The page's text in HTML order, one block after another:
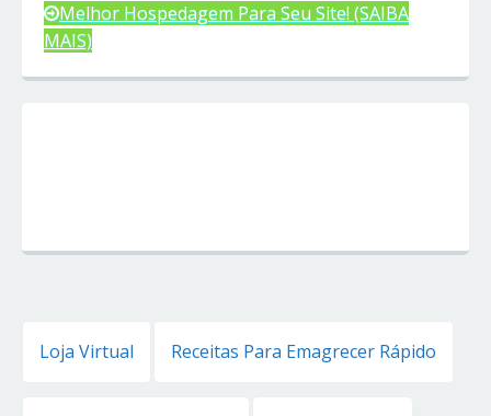
Melhor Hospedagem Para Seu Site! (SAIBA
MAIS)
Loja Virtual Receitas Para Emagrecer Rápido